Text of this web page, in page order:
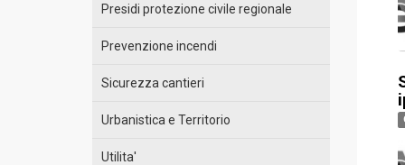
Presidi protezione civile regionale
Prevenzione incendi
Sicurezza cantieri
Urbanistica e Territorio
Utilita'